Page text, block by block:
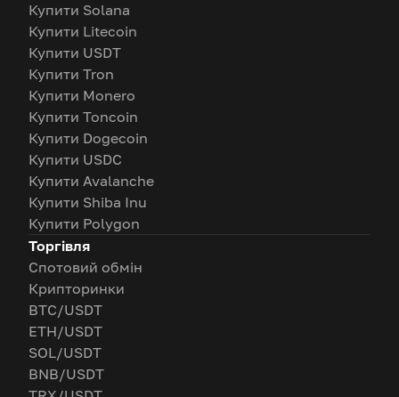
Купити Solana
Купити Litecoin
Купити USDT
Купити Tron
Купити Monero
Купити Toncoin
Купити Dogecoin
Купити USDC
Купити Avalanche
Купити Shiba Inu
Купити Polygon
Торгівля
Спотовий обмін
Крипторинки
BTC/USDT
ETH/USDT
SOL/USDT
BNB/USDT